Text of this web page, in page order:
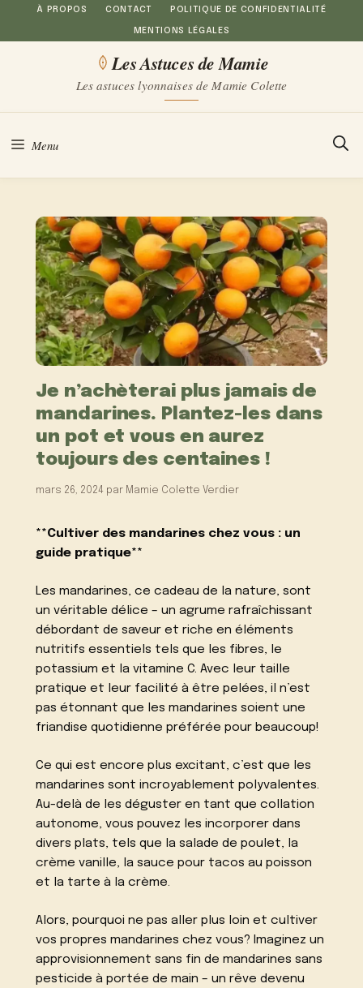
Aller
au
À PROPOS CONTACT POLITIQUE DE CONFIDENTIALITÉ
MENTIONS LÉGALES
Les Astuces de Mamie
Les astuces lyonnaises de Mamie Colette
Menu
Je n’achèterai plus jamais de
mandarines. Plantez-les dans
un pot et vous en aurez
toujours des centaines !
mars 26, 2024 par Mamie Colette Verdier
**Cultiver des mandarines chez vous : un
guide pratique**
Les mandarines, ce cadeau de la nature, sont
un véritable délice – un agrume rafraîchissant
débordant de saveur et riche en éléments
nutritifs essentiels tels que les fibres, le
potassium et la vitamine C. Avec leur taille
pratique et leur facilité à être pelées, il n’est
pas étonnant que les mandarines soient une
friandise quotidienne préférée pour beaucoup!
Ce qui est encore plus excitant, c’est que les
mandarines sont incroyablement polyvalentes.
Au-delà de les déguster en tant que collation
autonome, vous pouvez les incorporer dans
divers plats, tels que la salade de poulet, la
crème vanille, la sauce pour tacos au poisson
et la tarte à la crème.
Alors, pourquoi ne pas aller plus loin et cultiver
vos propres mandarines chez vous? Imaginez un
approvisionnement sans fin de mandarines sans
pesticide à portée de main – un rêve devenu